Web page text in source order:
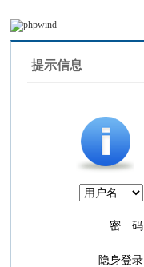
提示信息
密 码
隐身登录